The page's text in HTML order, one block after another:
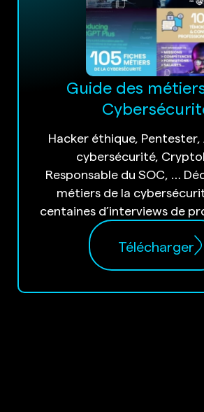
Guide des
Hacker éthique,
cybersécurité,
Responsable du SOC, …
métiers de la
centaines d’interviews de
Télécharger